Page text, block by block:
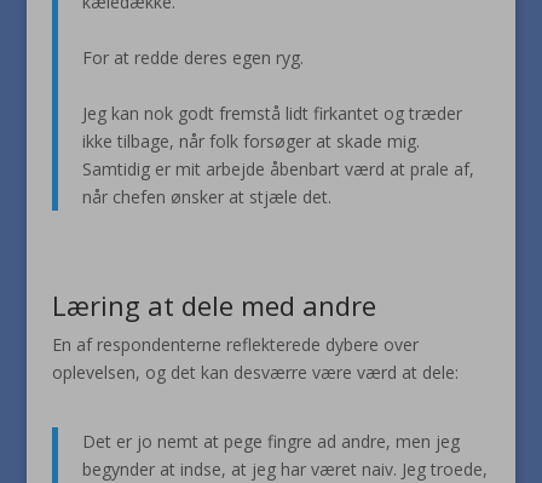
For at redde deres egen ryg.
Jeg kan nok godt fremstå lidt firkantet og træder
ikke tilbage, når folk forsøger at skade mig.
Samtidig er mit arbejde åbenbart værd at prale af,
når chefen ønsker at stjæle det.
Læring at dele med andre
En af respondenterne reflekterede dybere over
oplevelsen, og det kan desværre være værd at dele:
Det er jo nemt at pege fingre ad andre, men jeg
begynder at indse, at jeg har været naiv. Jeg troede,